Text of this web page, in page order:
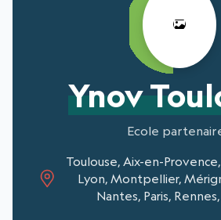
Ynov
Ecole
Toulouse, Aix-en-
Lyon, Montpellier,
Nantes, Paris,